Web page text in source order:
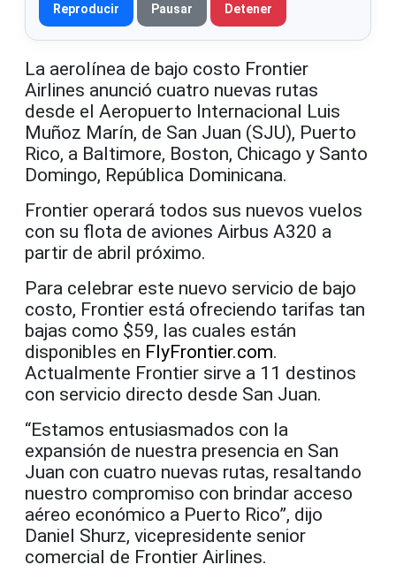
Reproducir Pausar Detener
La aerolínea de bajo costo Frontier
Airlines anunció cuatro nuevas rutas
desde el Aeropuerto Internacional Luis
Muñoz Marín, de San Juan (SJU), Puerto
Rico, a Baltimore, Boston, Chicago y Santo
Domingo, República Dominicana.
Frontier operará todos sus nuevos vuelos
con su flota de aviones Airbus A320 a
partir de abril próximo.
Para celebrar este nuevo servicio de bajo
costo, Frontier está ofreciendo tarifas tan
bajas como $59, las cuales están
disponibles en FlyFrontier.com.
Actualmente Frontier sirve a 11 destinos
con servicio directo desde San Juan.
“Estamos entusiasmados con la
expansión de nuestra presencia en San
Juan con cuatro nuevas rutas, resaltando
nuestro compromiso con brindar acceso
aéreo económico a Puerto Rico”, dijo
Daniel Shurz, vicepresidente senior
comercial de Frontier Airlines.